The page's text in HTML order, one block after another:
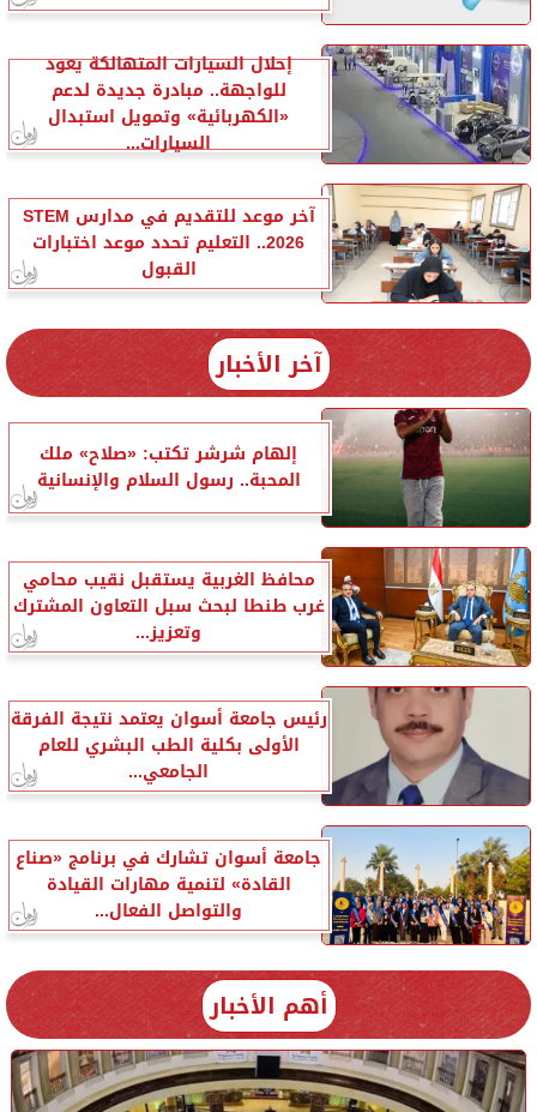
إحلال السيارات المتهالكة يعود
للواجهة.. مبادرة جديدة لدعم
«الكهربائية» وتمويل استبدال
السيارات...
آخر موعد للتقديم في مدارس STEM
2026.. التعليم تحدد موعد اختبارات
القبول
آخر الأخبار
إلهام شرشر تكتب: «صلاح» ملك
المحبة.. رسول السلام والإنسانية
محافظ الغربية يستقبل نقيب محامي
غرب طنطا لبحث سبل التعاون المشترك
وتعزيز...
رئيس جامعة أسوان يعتمد نتيجة الفرقة
الأولى بكلية الطب البشري للعام
الجامعي...
جامعة أسوان تشارك في برنامج «صناع
القادة» لتنمية مهارات القيادة
والتواصل الفعال...
أهم الأخبار